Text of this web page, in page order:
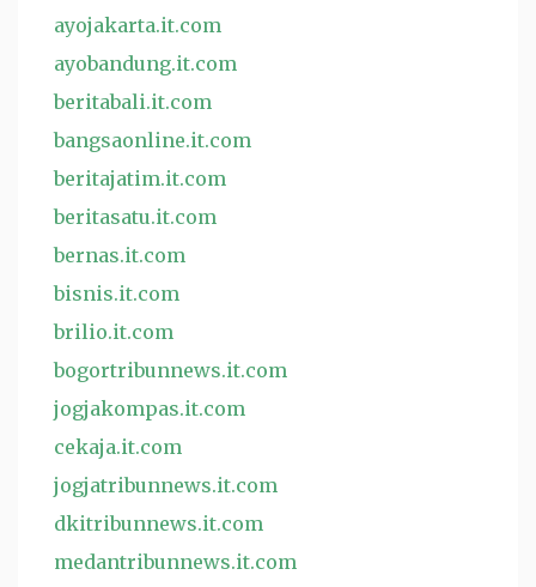
ayojakarta.it.com
ayobandung.it.com
beritabali.it.com
bangsaonline.it.com
beritajatim.it.com
beritasatu.it.com
bernas.it.com
bisnis.it.com
brilio.it.com
bogortribunnews.it.com
jogjakompas.it.com
cekaja.it.com
jogjatribunnews.it.com
dkitribunnews.it.com
medantribunnews.it.com